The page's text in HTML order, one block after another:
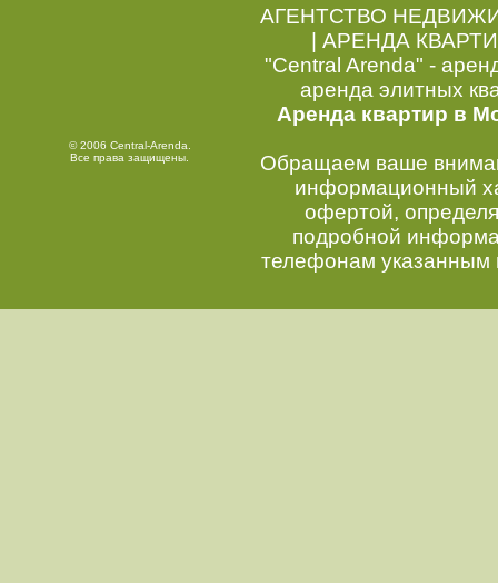
© 2006 Central-Arenda.
Все права защищены.
АГЕНТСТВО
|АРЕНДА
"Central Arenda" -
аренда элитных
Аренда квартир в
Обращаем ваше
информационный
офертой,
подробной
телефонам указанным